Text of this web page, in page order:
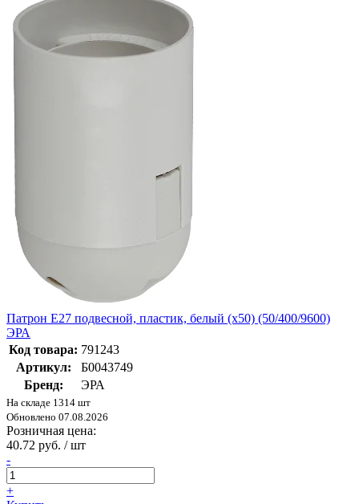
Патрон Е27 подвесной, пластик, белый (x50) (50/400/9600)
ЭРА
Код товара: 791243
Артикул:
Б0043749
Бренд:
ЭРА
На складе 1314 шт
Обновлено 07.08.2026
Розничная цена:
40.72 руб. / шт
-
+